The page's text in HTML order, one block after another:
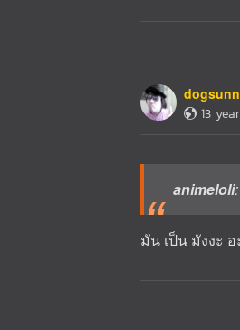
13
animeloli
มัน เป็น มังงะ